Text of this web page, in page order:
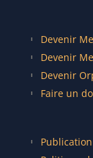
Devenir
Devenir
Devenir
Faire un